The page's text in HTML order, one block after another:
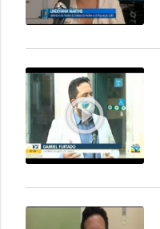
play_circle_outline